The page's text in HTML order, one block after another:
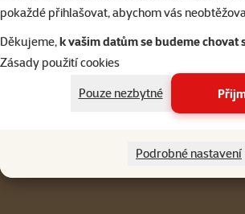
pokaždé přihlašovat, abychom vás
Děkujeme,k vašim datům se budeme chovat
Zásady použití cookies
Pouze nezbytné
Podrobné nastavení
eshop@superzoo.cz Po–Pá
Menu v patičce
Pro zákazníky